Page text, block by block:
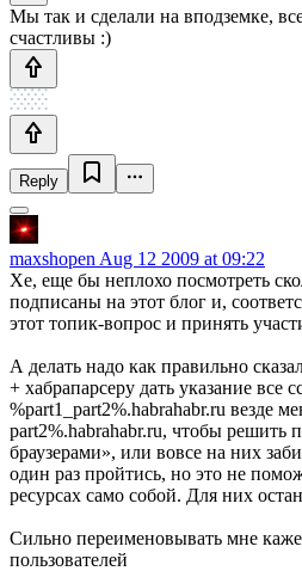
Мы так и сделали на вподземке,
счастливы :)
Reply
maxshopen Aug 12 2009 at 09:22
Хе, еще бы неплохо посмотреть
подписаны на этот блог и,
этот топик-вопрос и принять
А делать надо как правильно
+ хабрапарсеру дать указание все
%part1_part2%.habrahabr.ru везде
part2%.habrahabr.ru, чтобы решить
браузерами», или вовсе на них
один раз пройтись, но это не
ресурсах само собой. Для них
Сильно переименовывать мне
пользователей